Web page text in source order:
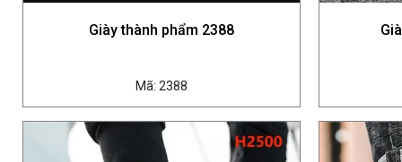
Giày thành phẩm 2388
Mã: 2388